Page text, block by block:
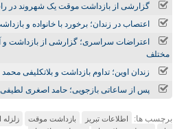
گزارشی از بازداشت موقت یک شهروند در
اعتصاب در زندان؛ برخورد با خانواده و
اعتراضات سراسری؛ گزارشی از بازداشت و
مختلف
زندان اوین؛ تداوم بازداشت و بلاتکلیفی
پس از ساعاتی بازجویی؛ حامد اصغری لطیفی
برچسب ها: اطلاعات تبريز بازداشت موقت زلزله